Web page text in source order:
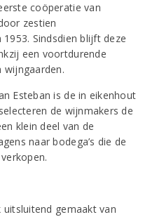
coöperatie van
zestien
Sindsdien blijft deze
een voortdurende
wijngaarden.
Esteban is de in eikenhout
de wijnmakers de
klein deel van de
naar bodega’s die de
gemaakt van